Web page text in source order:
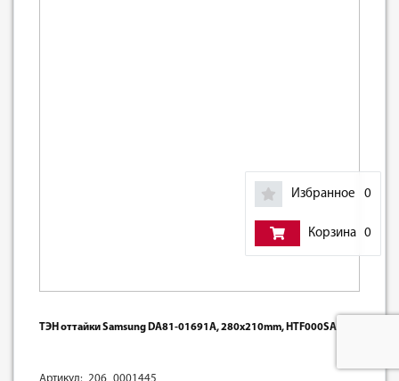
Избранное 0
Корзина 0
ТЭН оттайки Samsung DA81-01691A, 280x210mm, HTF000SA
Артикул: 206_0001445